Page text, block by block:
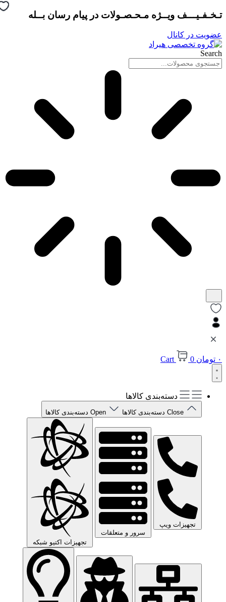
پرش
محتوا
تـخـفـیـــف ویــژه مـحـصـولات در پیام رسان بــله
عضویت در کانال
Search
۰ تومان 0
Cart
دسته‌بندی کالاها
Close دسته‌بندی کالاها Open دسته‌بندی کالاها
تجهیزات ویپ
سرور و متعلقات
تجهیزات اکتیو شبکه